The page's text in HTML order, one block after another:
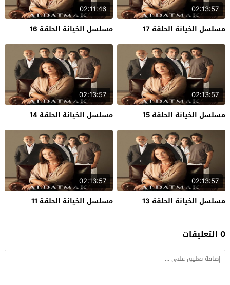
02:13:57
مسلسل الخيانة الحلقة 17
02:11:46
مسلسل الخيانة الحلقة 16
02:13:57
مسلسل الخيانة الحلقة 15
02:13:57
مسلسل الخيانة الحلقة 14
02:13:57
مسلسل الخيانة الحلقة 13
02:13:57
مسلسل الخيانة الحلقة 11
0 التعليقات